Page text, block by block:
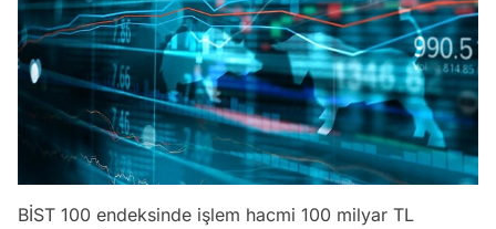
BİST 100 endeksinde işlem hacmi 100 milyar TL